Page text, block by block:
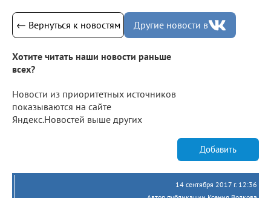
← Вернуться к новостям Другие новости в
Хотите читать наши новости раньше
всех?
Новости из приоритетных источников
показываются на сайте
Яндекс.Новостей выше других
Добавить
14 сентября 2017 г. 12:36